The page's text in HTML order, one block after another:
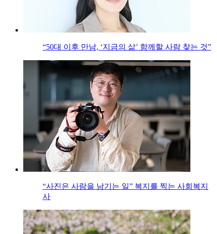
“50대 이후 만남, ‘지금의 삶’ 함께할 사람 찾는 것”
“사진은 사람을 남기는 일” 복지를 찍는 사회복지
사